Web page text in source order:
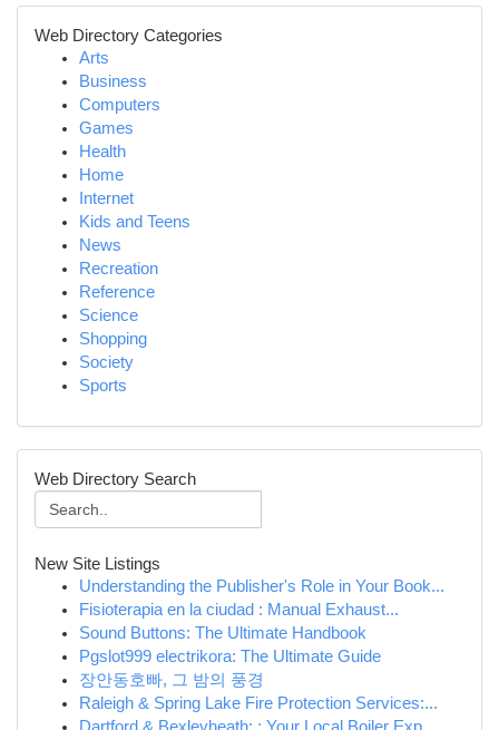
Web Directory Categories
Arts
Business
Computers
Games
Health
Home
Internet
Kids and Teens
News
Recreation
Reference
Science
Shopping
Society
Sports
Web Directory Search
New Site Listings
Understanding the Publisher's Role in Your Book...
Fisioterapia en la ciudad : Manual Exhaust...
Sound Buttons: The Ultimate Handbook
Pgslot999 electrikora: The Ultimate Guide
장안동호빠, 그 밤의 풍경
Raleigh & Spring Lake Fire Protection Services:...